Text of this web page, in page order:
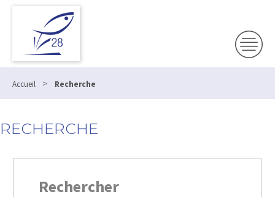
Accueil > Recherche
RECHERCHE
Rechercher